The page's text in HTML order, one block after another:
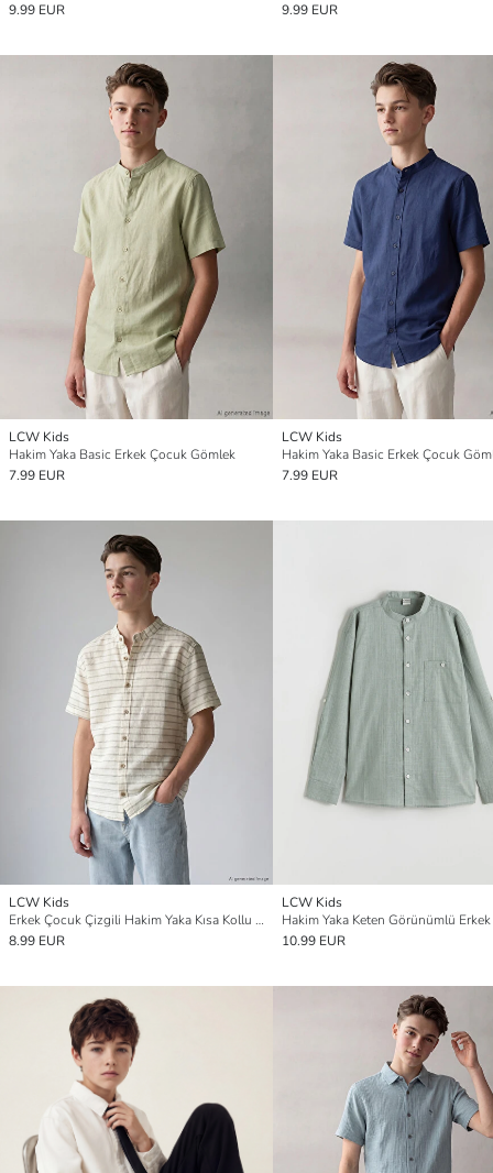
9.99 EUR
9.99 EUR
LCW Kids
Hakim Yaka Basic Erkek Çocuk Gömlek
7.99 EUR
LCW Kids
Hakim Yaka Basic Erkek Çocuk
7.99 EUR
LCW Kids
Erkek Çocuk Çizgili Hakim Yaka Kısa Kollu Gömlek
8.99 EUR
LCW Kids
10.99 EUR